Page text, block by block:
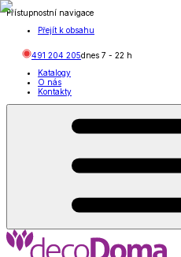
Přístupnostní navigace
Přejít k obsahu
491 204 205dnes 7 - 22 h
Katalogy
O nás
Kontakty